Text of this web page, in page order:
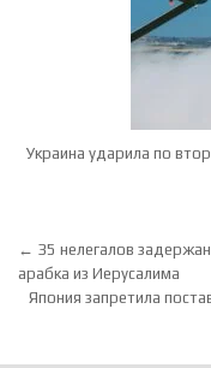
Украина ударила по
Навигация
← 35 нелегалов
арабка из Иерусалима
Япония запретила